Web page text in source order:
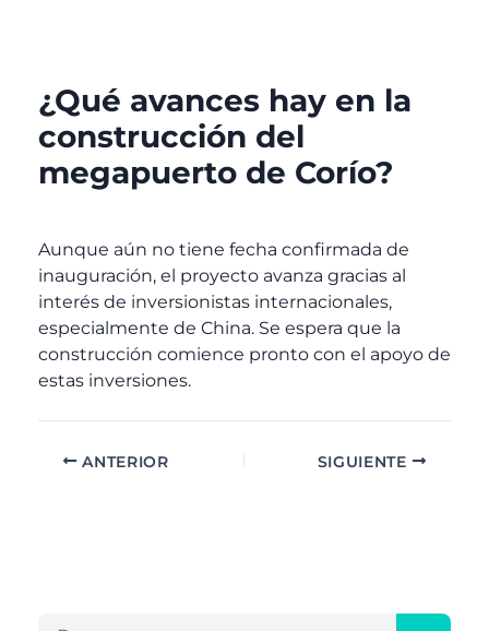
¿Qué avances hay en la
construcción del
megapuerto de Corío?
Aunque aún no tiene fecha confirmada de
inauguración, el proyecto avanza gracias al
interés de inversionistas internacionales,
especialmente de China. Se espera que la
construcción comience pronto con el apoyo de
estas inversiones.
ANTERIOR SIGUIENTE